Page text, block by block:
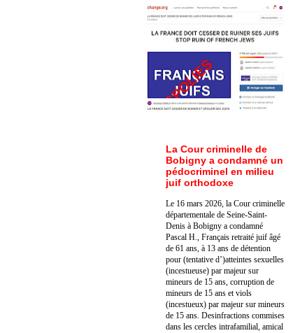
La Cour criminelle de
Bobigny a condamné un
pédocriminel en milieu
juif orthodoxe
Le 16 mars 2026, la Cour criminelle
départementale de Seine-Saint-
Denis à Bobigny a condamné
Pascal H., Français retraité juif âgé
de 61 ans, à 13 ans de détention
pour (tentative d’)atteintes sexuelles
(incestueuse) par majeur sur
mineurs de 15 ans, corruption de
mineurs de 15 ans et viols
(incestueux) par majeur sur mineurs
de 15 ans. Desinfractions commises
dans les cercles intrafamilial, amical